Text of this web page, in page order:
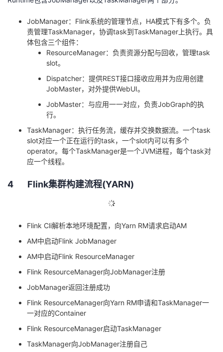
JobManager： Flink系统的管理节点， HA模式下有多个。负
责管理TaskManager，协调task到TaskManager 上执行。具
体包含三个组件：
ResourceManager：负责资源分配与回收，管理task
slot。
Dispatcher：提供REST接口接收应用并为应用创建
JobMaster，对外提供WebUI。
JobMaster：与应用一一对应，负责JobGraph的执
行。
TaskManager：执行任务流，缓存并交换数据流。一个task
slot对应一个正在运行的task，一个slot内可以有多个
operator。每个TaskManager是一个JVM进程，每个task对
应一个线程。
4 Flink集群构建流程(YARN)
Flink Cli解析本地环境配置，向Yarn RM请求启动AM
AM中启动Flink JobManager
AM中启动Flink ResourceManager
Flink ResourceManager向JobManager注册
JobManager返回注册成功
Flink ResourceManager向Yarn RM申请和TaskManager一
一对应的Container
Flink ResourceManager启动TaskManager
TaskManager向JobManager注册自己